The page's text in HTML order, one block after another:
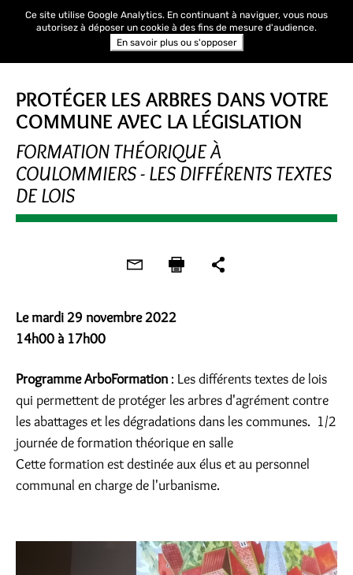
FORMATION
PROTÉGER LES ARBRES DANS VOTRE
COMMUNE AVEC LA LÉGISLATION
FORMATION THÉORIQUE À
COULOMMIERS - LES DIFFÉRENTS TEXTES
DE LOIS
Le mardi 29 novembre 2022
14h00 à 17h00
Programme ArboFormation : Les différents textes de lois
qui permettent de protéger les arbres d'agrément contre
les abattages et les dégradations dans les communes. 1/2
journée de formation théorique en salle
Cette formation est destinée aux élus et au personnel
communal en charge de l'urbanisme.
Ce site utilise Google Analytics. En continuant à naviguer, vous nous
autorisez à déposer un cookie à des fins de mesure d'audience.
En savoir plus ou s'opposer